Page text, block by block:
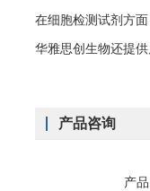
在细胞检测试剂方
华雅思创生物还提
产品咨询
产